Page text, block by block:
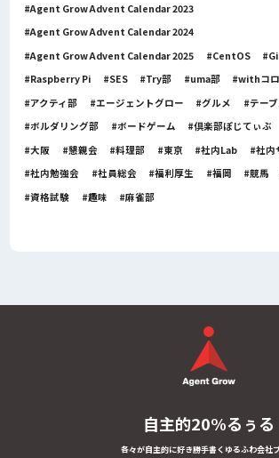
Agent Grow Advent Calendar 2023
Agent Grow Advent Calendar 2024
Agent Grow Advent Calendar 2025
CentOS
Raspberry Pi
SES Try部 uma部 withコ
アクティ部
エージェントグロー グルメ
テー
ボルダリング部
ボードゲーム 倶楽部ぽじてぃぶ
大阪
懇親会 料理部 東京 社内Lab
社内
社内勉強会
社員総会 福利厚生 福岡 競馬
資格試験
趣味 麻雀部
自主的20%るぅる
各々が自主的に好き勝手書くゆるふわ会社